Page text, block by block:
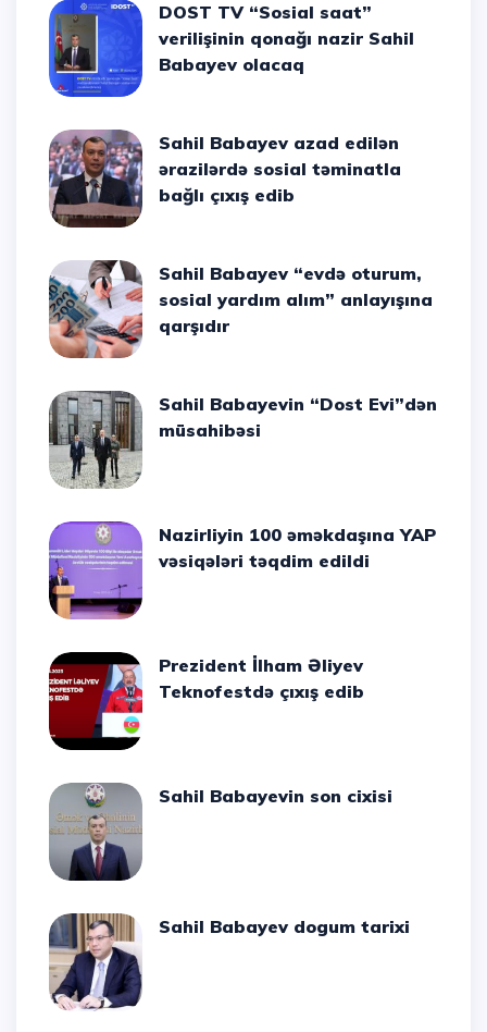
DOST TV “Sosial saat”
verilişinin qonağı nazir Sahil
Babayev olacaq
Sahil Babayev azad edilən
ərazilərdə sosial təminatla
bağlı çıxış edib
Sahil Babayev “evdə oturum,
sosial yardım alım” anlayışına
qarşıdır
Sahil Babayevin “Dost Evi”dən
müsahibəsi
Nazirliyin 100 əməkdaşına YAP
vəsiqələri təqdim edildi
Prezident İlham Əliyev
Teknofestdə çıxış edib
Sahil Babayevin son cixisi
Sahil Babayev dogum tarixi